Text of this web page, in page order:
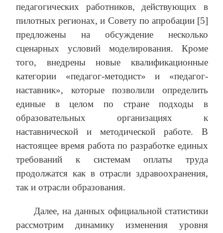
педагогических работников, действующих в
пилотных регионах, и Совету по апробации [5]
предложены на обсуждение несколько
сценарных условий моделирования. Кроме
того, внедрены новые квалификационные
категории «педагог-методист» и «педагог-
наставник», которые позволили определить
единые в целом по стране подходы в
образовательных организациях к
наставнической и методической работе. В
настоящее время работа по разработке единых
требований к системам оплаты труда
продолжатся как в отрасли здравоохранения,
так и отрасли образования.
Далее, на данных официальной статистики
рассмотрим динамику изменения уровня